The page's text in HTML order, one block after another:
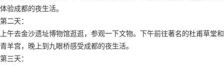
体验成都的夜生活。
第二天：
上午去金沙遗址博物馆逛逛，参观一下文物。下午前往著名的杜甫草堂和
青羊宫，晚上到九眼桥感受成都的夜生活。
第三天：